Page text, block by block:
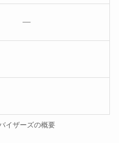
イザーズの概要